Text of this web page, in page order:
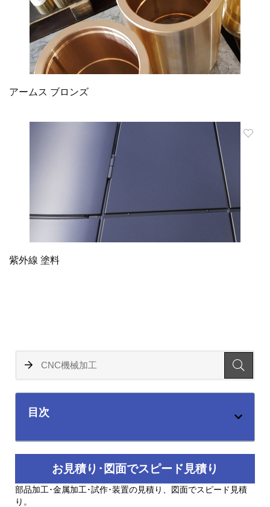
アームス ブロンズ
紫外線 塗料
目次
お見積り･図面でスピード見積り
部品加工･金属加工･試作･装置の見積り、図面でスピード見積
り。